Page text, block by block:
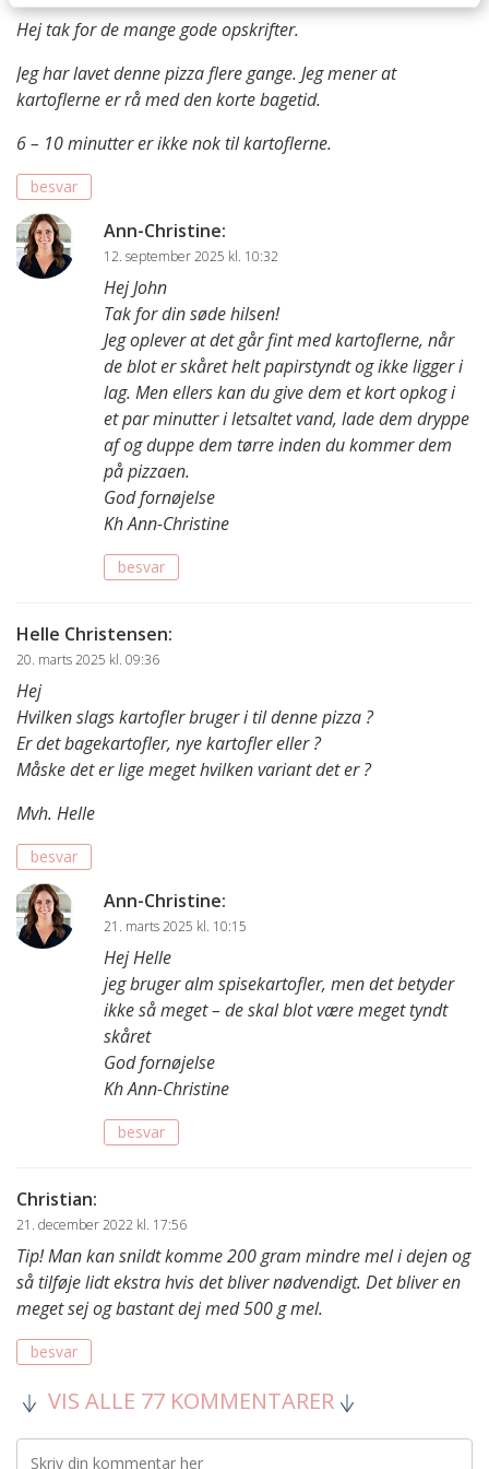
Hej tak for de mange gode opskrifter.
Jeg har lavet denne pizza flere gange. Jeg mener at
kartoflerne er rå med den korte bagetid.
6 – 10 minutter er ikke nok til kartoflerne.
besvar
Ann-Christine:
12. september 2025 kl. 10:32
Hej John
Tak for din søde hilsen!
Jeg oplever at det går fint med kartoflerne, når
de blot er skåret helt papirstyndt og ikke ligger i
lag. Men ellers kan du give dem et kort opkog i
et par minutter i letsaltet vand, lade dem dryppe
af og duppe dem tørre inden du kommer dem
på pizzaen.
God fornøjelse
Kh Ann-Christine
besvar
Helle Christensen:
20. marts 2025 kl. 09:36
Hej
Hvilken slags kartofler bruger i til denne pizza ?
Er det bagekartofler, nye kartofler eller ?
Måske det er lige meget hvilken variant det er ?
Mvh. Helle
besvar
Ann-Christine:
21. marts 2025 kl. 10:15
Hej Helle
jeg bruger alm spisekartofler, men det betyder
ikke så meget – de skal blot være meget tyndt
skåret
God fornøjelse
Kh Ann-Christine
besvar
Christian:
21. december 2022 kl. 17:56
Tip! Man kan snildt komme 200 gram mindre mel i dejen og
så tilføje lidt ekstra hvis det bliver nødvendigt. Det bliver en
meget sej og bastant dej med 500 g mel.
besvar
VIS ALLE 77 KOMMENTARER